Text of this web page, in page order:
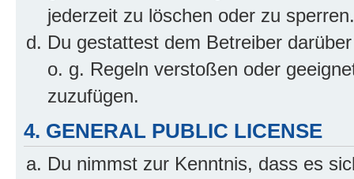
jederzeit zu löschen oder zu sperren.
Du gestattest dem Betreiber
o. g. Regeln verstoßen oder
zuzufügen.
4. GENERAL PUBLIC LICENSE
Du nimmst zur Kenntnis, dass es